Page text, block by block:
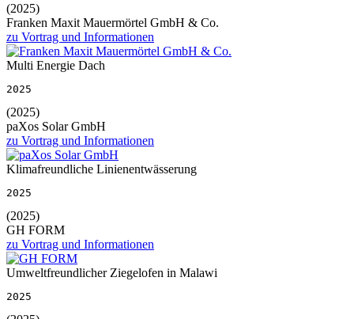
(2025)
Franken Maxit Mauermörtel GmbH & Co.
zu Vortrag und Informationen
Multi Energie Dach
2025
(2025)
paXos Solar GmbH
zu Vortrag und Informationen
Klimafreundliche Linienentwässerung
2025
(2025)
GH FORM
zu Vortrag und Informationen
Umweltfreundlicher Ziegelofen in Malawi
2025